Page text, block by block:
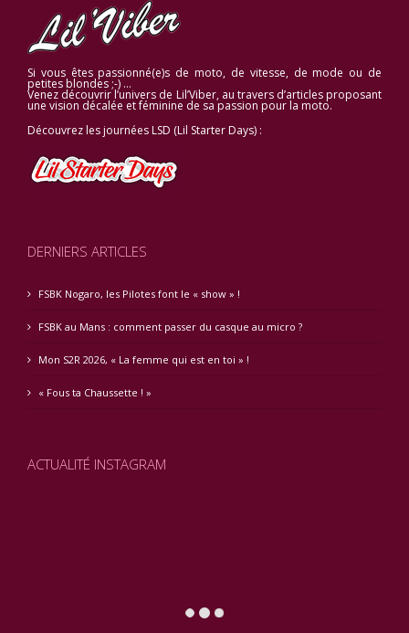
Si vous êtes passionné(e)s de moto, de vitesse, de mode ou de
petites blondes ;-) …
Venez découvrir l’univers de Lil’Viber, au travers d’articles proposant
une vision décalée et féminine de sa passion pour la moto.
Découvrez les journées LSD (Lil Starter Days) :
DERNIERS ARTICLES
FSBK Nogaro, les Pilotes font le « show » !
FSBK au Mans : comment passer du casque au micro ?
Mon S2R 2026, « La femme qui est en toi » !
« Fous ta Chaussette ! »
ACTUALITÉ INSTAGRAM